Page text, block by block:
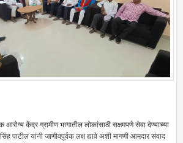
केंद्र ग्रामीण भागातील लोकांसाठी सक्षमपणे सेवा देण्याच्या
पाटील यांनी जाणीवपूर्वक लक्ष द्यावे अशी मागणी आमदार संवाद